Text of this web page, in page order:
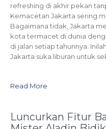
refreshing di akhir pekan
Kemacetan Jakarta sering
Bagaimana tidak, Jakarta
kota termacet di dunia
di jalan setiap tahunnya.
Jakarta suka liburan untuk
Read More
Luncurkan Fitur